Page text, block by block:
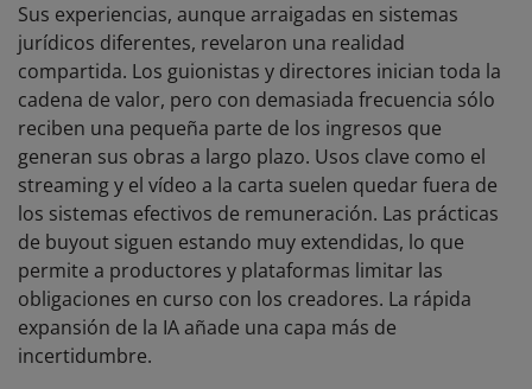
Sus experiencias, aunque arraigadas en sistemas
jurídicos diferentes, revelaron una realidad
compartida. Los guionistas y directores inician toda la
cadena de valor, pero con demasiada frecuencia sólo
reciben una pequeña parte de los ingresos que
generan sus obras a largo plazo. Usos clave como el
streaming y el vídeo a la carta suelen quedar fuera de
los sistemas efectivos de remuneración. Las prácticas
de buyout siguen estando muy extendidas, lo que
permite a productores y plataformas limitar las
obligaciones en curso con los creadores. La rápida
expansión de la IA añade una capa más de
incertidumbre.